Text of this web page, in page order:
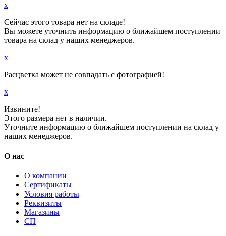
x
Сейчас этого товара нет на складе!
Вы можете уточнить информацию о ближайшем поступлении
товара на склад у наших менеджеров.
x
Расцветка может не совпадать с фотографией!
x
Извините!
Этого размера нет в наличии.
Уточните информацию о ближайшем поступлении на склад у
наших менеджеров.
О нас
О компании
Сертификаты
Условия работы
Реквизиты
Магазины
СП